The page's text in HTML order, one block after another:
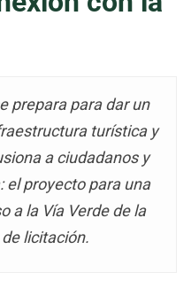
prepara para dar un
turística y
a ciudadanos y
el proyecto para una
a la Vía Verde de la
licitación.